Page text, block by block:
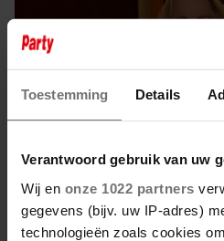
Toestemming Details
Verantwoord gebruik van uw
Wij en onze 1022 partners
gegevens (bijv. uw IP-adres)
technologieën zoals cookies